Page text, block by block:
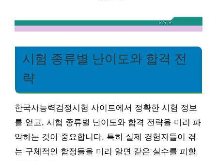
시험 종류별 난이도와 합격 전
략
한국사능력검정시험 사이트에서 정확한 시험 정보
를 얻고, 시험 종류별 난이도와 합격 전략을 미리 파
악하는 것이 중요합니다. 특히 실제 경험자들이 겪
는 구체적인 함정들을 미리 알면 같은 실수를 피할